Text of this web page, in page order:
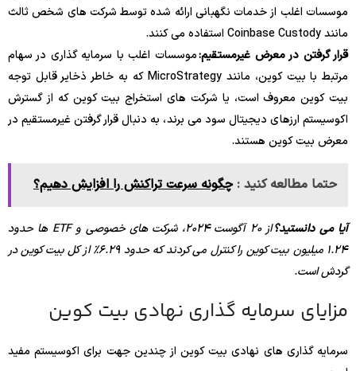
موسسات اغلب از خدمات نگهبانی ارائه شده توسط شرکت های شخص ثالث
مانند Coinbase Custody استفاده می کنند.
قرار گرفتن در معرض غیرمستقیم:موسسات اغلب با سرمایه گذاری در سهام
مرتبط با بیت کوین، مانند MicroStrategy که به خاطر ذخایر قابل توجه
بیت کوین معروف است، یا شرکت های استخراج بیت کوین که از گسترش
اکوسیستم ارزهای دیجیتال سود می برند، به دنبال قرار گرفتن غیرمستقیم در
معرض بیت کوین هستند.
حتما مطالعه کنید : چگونه سرعت تراکنش را افزایش دهیم؟
آیا می دانستید؟
از 20 آگوست 2024، شرکت های خصوصی و ETF ها حدود
1.24 میلیون بیت کوین را کنترل می کردند که حدود 6.29٪ از کل بیت کوین در
گردش است.
مزایای سرمایه گذاری نهادی بیت کوین
سرمایه گذاری های نهادی بیت کوین از چندین جهت برای اکوسیستم مفید